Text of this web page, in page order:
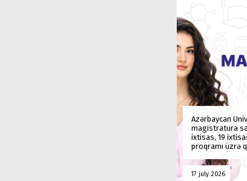
Azərbaycan
magistratura
ixtisas, 19
proqramı üzrə
17 july 2026